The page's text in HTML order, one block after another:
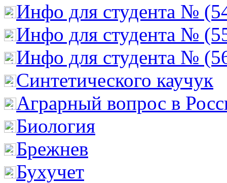
Инфо для студента №
Инфо для студента №
Инфо для студента №
Cинтетического каучук
Аграрный вопрос в
Биология
Брежнев
Бухучет